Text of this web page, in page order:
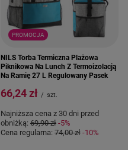
PROMOCJA
NILS Torba Termiczna Plażowa
Piknikowa Na Lunch Z Termoizolacją
Na Ramię 27 L Regulowany Pasek
66,24 zł / szt.
Najniższa cena z 30 dni przed
obniżką: 69,90 zł -5%
Cena regularna: 74,00 zł -10%